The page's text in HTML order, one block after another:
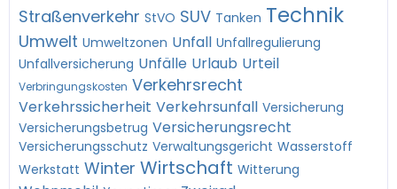
Straßenverkehr StVO SUV Tanken Technik
Umwelt Umweltzonen Unfall Unfallregulierung
Unfallversicherung Unfälle Urlaub Urteil
Verbringungskosten Verkehrsrecht
Verkehrssicherheit Verkehrsunfall Versicherung
Versicherungsbetrug Versicherungsrecht
Versicherungsschutz Verwaltungsgericht Wasserstoff
Werkstatt Winter Wirtschaft Witterung